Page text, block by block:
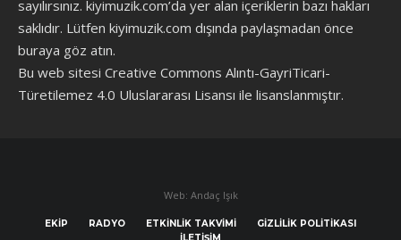
sayılırsınız. kiyimuzik.com’da yer alan içeriklerin bazı hakları
saklıdır. Lütfen kiyimuzik.com dışında paylaşmadan önce
buraya göz atın.
Bu web sitesi Creative Commons Alıntı-GayriTicari-
Türetilemez 4.0 Uluslararası Lisansı ile lisanslanmıştır.
Web: Andaç Işık
EKIP RADYO ETKINLIK TAKVIMI
GIZLILIK POLITIKASI
İLETIŞIM